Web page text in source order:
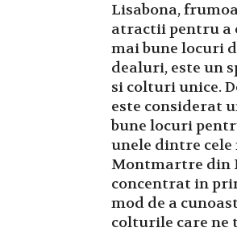
Lisabona,
atractii pentru a
mai bune locuri
dealuri, este un
si colturi unice.
este considerat
bune locuri
unele dintre cele
Montmartre din
concentrat in
mod de a
colturile care ne